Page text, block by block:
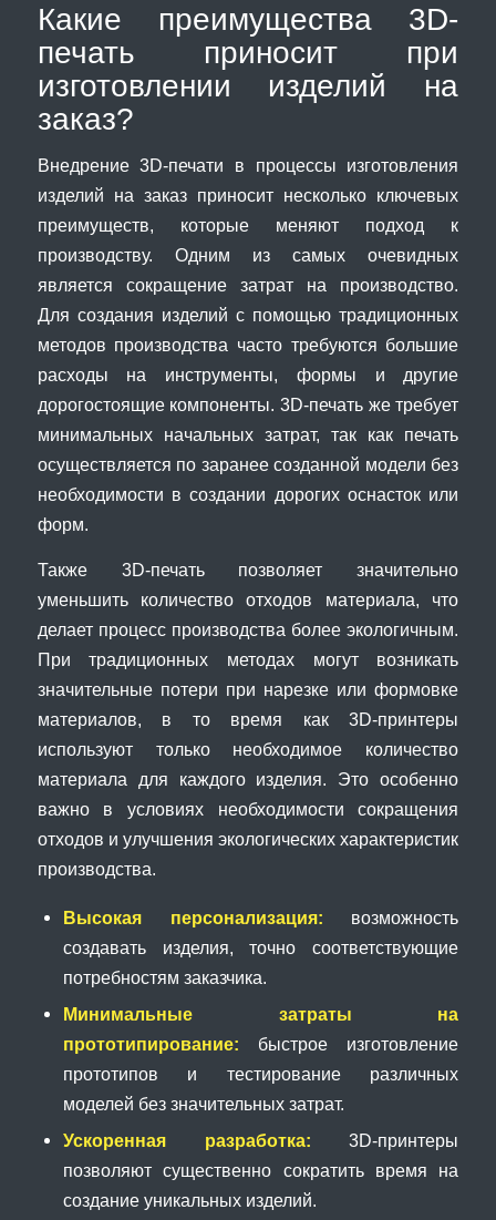
Какие преимущества 3D-
печать приносит при
изготовлении изделий на
заказ?
Внедрение 3D-печати в процессы изготовления
изделий на заказ приносит несколько ключевых
преимуществ, которые меняют подход к
производству. Одним из самых очевидных
является сокращение затрат на производство.
Для создания изделий с помощью традиционных
методов производства часто требуются большие
расходы на инструменты, формы и другие
дорогостоящие компоненты. 3D-печать же требует
минимальных начальных затрат, так как печать
осуществляется по заранее созданной модели без
необходимости в создании дорогих оснасток или
форм.
Также 3D-печать позволяет значительно
уменьшить количество отходов материала, что
делает процесс производства более экологичным.
При традиционных методах могут возникать
значительные потери при нарезке или формовке
материалов, в то время как 3D-принтеры
используют только необходимое количество
материала для каждого изделия. Это особенно
важно в условиях необходимости сокращения
отходов и улучшения экологических характеристик
производства.
Высокая персонализация: возможность
создавать изделия, точно соответствующие
потребностям заказчика.
Минимальные затраты на
прототипирование: быстрое изготовление
прототипов и тестирование различных
моделей без значительных затрат.
Ускоренная разработка: 3D-принтеры
позволяют существенно сократить время на
создание уникальных изделий.